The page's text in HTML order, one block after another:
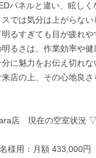
パネルと違い、眩しく
スでは気分は上がらな
るすぎても目が疲れ
るさは、作業効率や
分に魅力をお伝え切れ
店の上、その心地良
店 現在の空室状況
様用：月額 433,000円